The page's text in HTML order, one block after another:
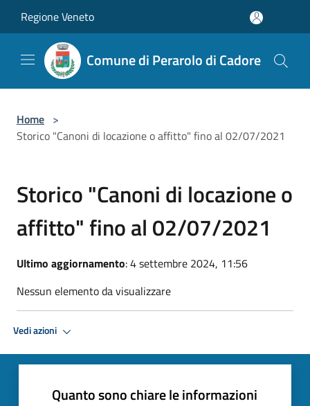
Regione Veneto
Comune di Perarolo di Cadore
Home >
Storico "Canoni di locazione o affitto" fino al 02/07/2021
Storico "Canoni di locazione o
affitto" fino al 02/07/2021
Ultimo aggiornamento: 4 settembre 2024, 11:56
Nessun elemento da visualizzare
Vedi azioni
Quanto sono chiare le informazioni